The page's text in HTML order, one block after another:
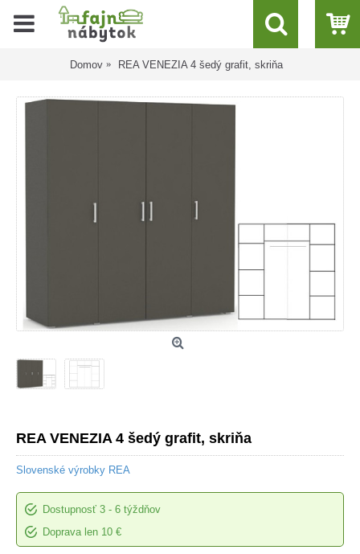
Domov REA VENEZIA 4 šedý grafit, skriňa
REA VENEZIA 4 šedý grafit, skriňa
Slovenské výrobky REA
Dostupnosť 3 - 6 týždňov
Doprava len 10 €